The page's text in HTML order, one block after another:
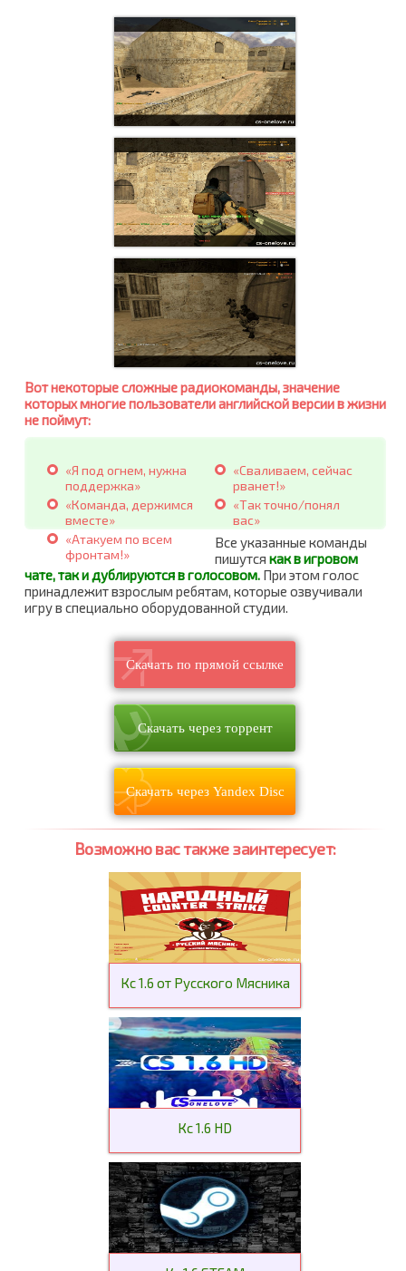
Вот некоторые сложные радиокоманды, значение
которых многие пользователи английской версии в жизни
не поймут:
«Я под огнем, нужна
поддержка»
«Команда, держимся
вместе»
«Атакуем по всем
фронтам!»
«Сваливаем, сейчас
рванет!»
«Так точно/понял
вас»
Все указанные команды
пишутся как в игровом
чате, так и дублируются в голосовом.При этом голос
принадлежит взрослым ребятам, которые озвучивали
игру в специально оборудованной студии.
Скачать по прямой ссылке
Скачать через торрент
Скачать через Yandex Disc
Возможно вас также заинтересует:
Кс 1.6 от Русского Мясника
Кс 1.6 HD